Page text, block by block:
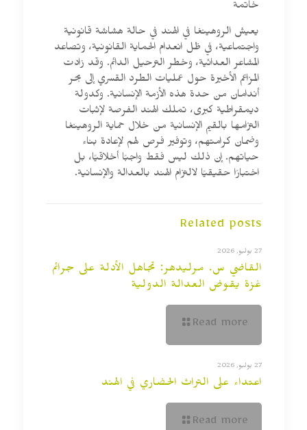
خاتمة
يعيش الروهينغا في الهند في حالة هشاشة قانونية
واجتماعية، في ظل انعدام الحماية القانونية، وتصاعد
المشاعر العدائية، وخطر الترحيل الدائم. وقد زادت
المزاعم الأخيرة حول عمليات الطرد القسري إلى بحر
أندامان من حدة هذه الأزمة الإنسانية. وكدولة
ديمقراطية كبرى، تملك الهند الفرصة لإثبات
التزامها بالقيم الإنسانية من خلال حماية الروهينغا
وضمان كرامتهم، وتوفير فرص لهم لإعادة بناء
حياتهم. إن ذلك ليس فقط واجبًا أخلاقيًا، بل
اختبارًا حقيقيًا لالتزام الهند بالعدالة والإنسانية.
Related posts
27 يوليو, 2026
القاضي س. مرليدهر: تجاهل الأدلة على جرائم
غزة يقوض العدالة الدولية
Read more
27 يوليو, 2026
اعتداء على التراث الحضاري في الهند
Read more